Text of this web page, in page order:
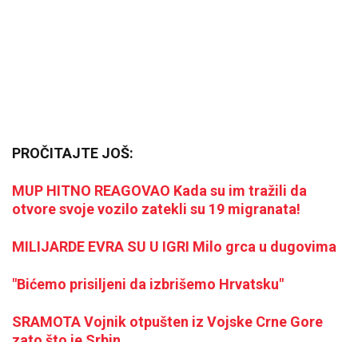
PROČITAJTE JOŠ:
MUP HITNO REAGOVAO Kada su im tražili da
otvore svoje vozilo zatekli su 19 migranata!
MILIJARDE EVRA SU U IGRI Milo grca u dugovima
"Bićemo prisiljeni da izbrišemo Hrvatsku"
SRAMOTA Vojnik otpušten iz Vojske Crne Gore